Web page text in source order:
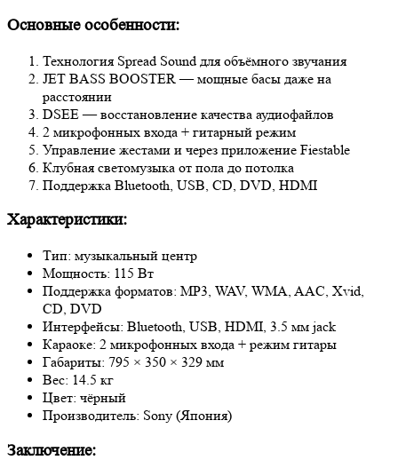
Основные особенности:
Технология Spread Sound для объёмного звучания
JET BASS BOOSTER — мощные басы даже на
расстоянии
DSEE — восстановление качества аудиофайлов
2 микрофонных входа + гитарный режим
Управление жестами и через приложение Fiestable
Клубная светомузыка от пола до потолка
Поддержка Bluetooth, USB, CD, DVD, HDMI
Характеристики:
Тип: музыкальный центр
Мощность: 115 Вт
Поддержка форматов: MP3, WAV, WMA, AAC, Xvid,
CD, DVD
Интерфейсы: Bluetooth, USB, HDMI, 3.5 мм jack
Караоке: 2 микрофонных входа + режим гитары
Габариты: 795 × 350 × 329 мм
Вес: 14.5 кг
Цвет: чёрный
Производитель: Sony (Япония)
Заключение: